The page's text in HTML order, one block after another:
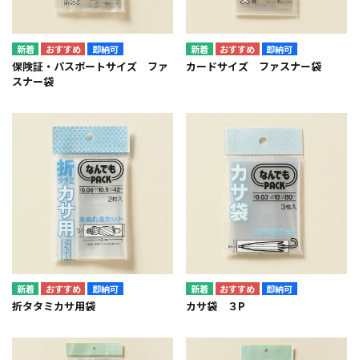
即納可
保険証・パスポートサイズ ファ
スナー袋
即納可
カードサイズ ファスナー袋
即納可
折タタミカサ用袋
即納可
カサ袋 ３P